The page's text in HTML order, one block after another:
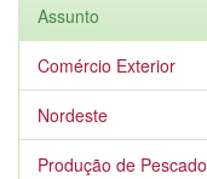
Assunto
Comércio Exterior
Nordeste
Produção de Pescado